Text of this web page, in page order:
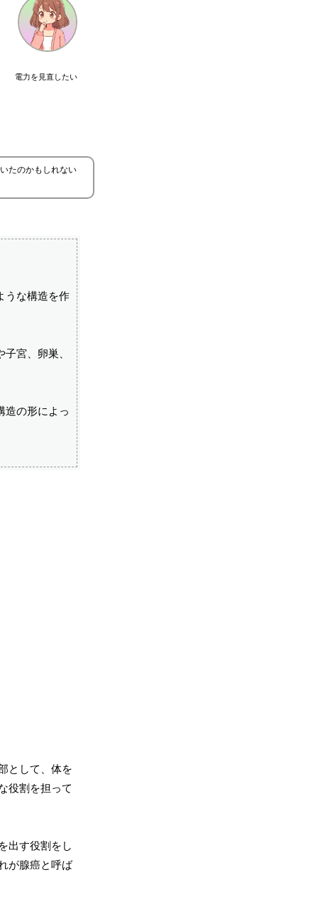
電力を見直したい
たのかもしれない
うな構造を作
宮、卵巣、
造の形によっ
として、体を
役割を担って
出す役割をし
が腺癌と呼ば